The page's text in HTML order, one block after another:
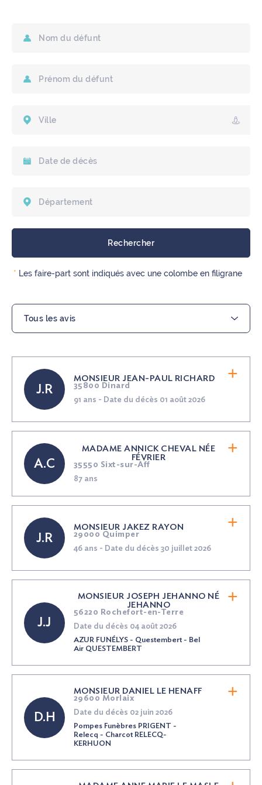
* Les faire-part sont indiqués avec une colombe en filigrane
J.R
MONSIEUR JEAN-PAUL RICHARD
35800 Dinard
91 ans - Date du décès 01 août 2026
A.C
MADAME ANNICK CHEVAL NÉE
FÉVRIER
35550 Sixt-sur-Aff
87 ans
J.R
MONSIEUR JAKEZ RAYON
29000 Quimper
46 ans - Date du décès 30 juillet 2026
J.J
MONSIEUR JOSEPH JEHANNONÉ
JEHANNO
56220 Rochefort-en-Terre
Date du décès 04 août 2026
AZUR FUNÉLYS - Questembert - Bel
Air QUESTEMBERT
D.H
MONSIEUR DANIEL LE HENAFF
29600 Morlaix
Date du décès 02 juin 2026
Pompes Funèbres PRIGENT -
Relecq - Charcot RELECQ-
KERHUON